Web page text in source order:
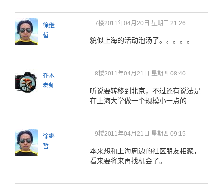
徐继
哲
7楼2011年04月20日 星期三 21:26
貌似上海的活动泡汤了。。。。。
乔木
老师
8楼2011年04月21日 星期四 08:40
听说要转移到北京，不过还有说法是
在上海大学做一个规模小一点的
徐继
哲
9楼2011年04月21日 星期四 09:15
本来想和上海周边的社区朋友相聚，
看来要将来再找机会了。